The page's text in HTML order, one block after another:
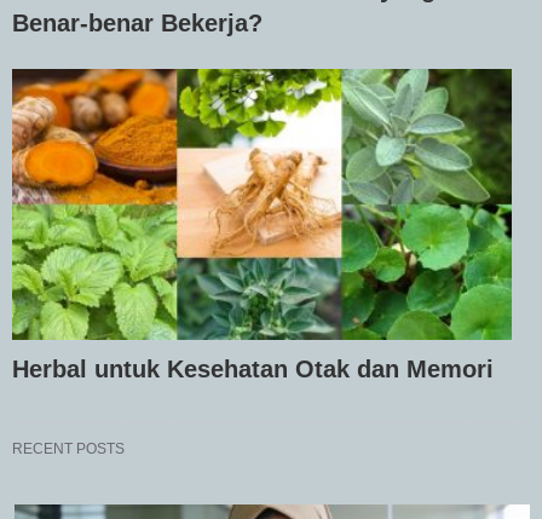
Benar-benar Bekerja?
Herbal untuk Kesehatan Otak dan Memori
RECENT POSTS